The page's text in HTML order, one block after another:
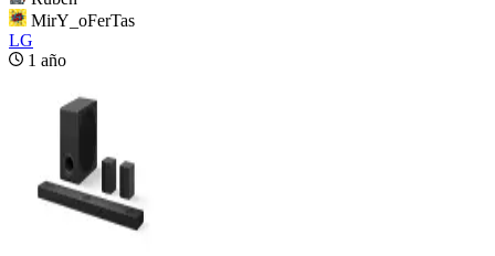
MirY_oFerTas
LG
1 año